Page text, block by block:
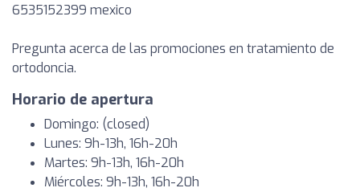
6535152399 mexico
Pregunta acerca de las promociones en tratamiento de
ortodoncia.
Horario de apertura
Domingo: (closed)
Lunes: 9h-13h, 16h-20h
Martes: 9h-13h, 16h-20h
Miércoles: 9h-13h, 16h-20h